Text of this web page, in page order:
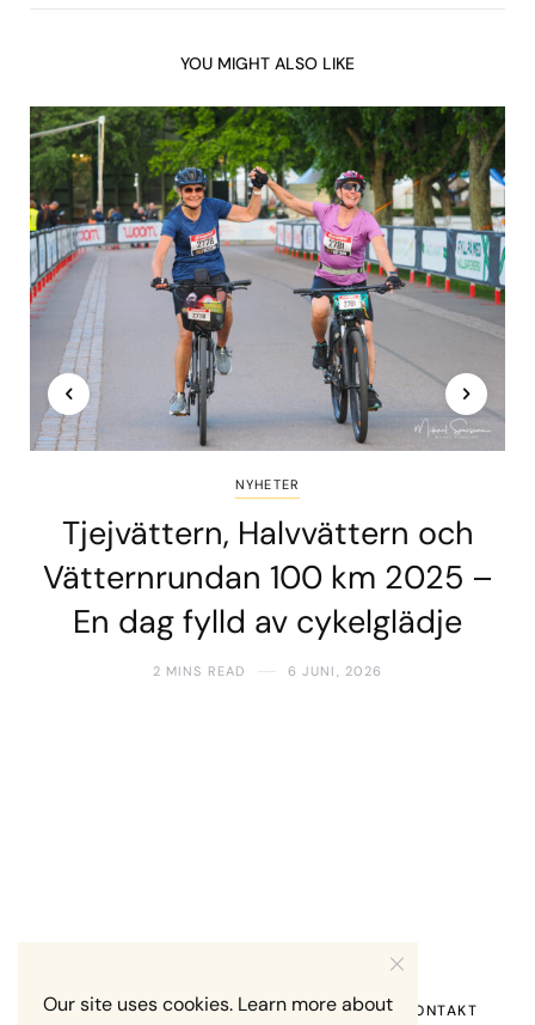
YOU MIGHT ALSO LIKE
NYHETER
Tjejvättern, Halvvättern och
Vätternrundan 100 km 2025 –
En dag fylld av cykelglädje
2 MINS READ 6 JUNI, 2026
HEM OM MIG RECENSION OM MIG KONTAKT
Our site uses cookies. Learn more about